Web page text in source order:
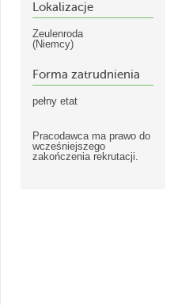
Lokalizacje
Zeulenroda
(Niemcy)
Forma zatrudnienia
pełny etat
Pracodawca ma prawo do
wcześniejszego
zakończenia rekrutacji.